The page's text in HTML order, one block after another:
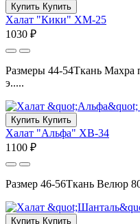
Купить Купить
Халат "Кики" ХМ-25
1030 ₽
Размеры 44-54Ткань Махра
э.....
Купить Купить
Халат "Альфа" ХВ-34
1100 ₽
Размер 46-56Ткань Велюр
Купить Купить